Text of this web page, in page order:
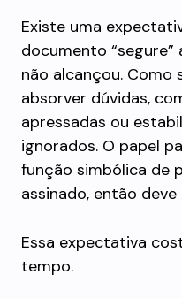
Existe uma
documento
não alcançou.
absorver dúvidas,
apressadas ou
ignorados. O papel
função simbólica de
assinado, então
Essa expectativa
tempo.